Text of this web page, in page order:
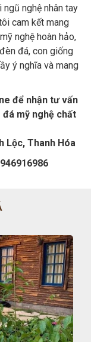
nghệ nhân tay
cam kết mang
nghệ hoàn hảo,
đá, con giống
ý nghĩa và mang
để nhận tư vấn
mỹ nghệ chất
Lộc, Thanh Hóa